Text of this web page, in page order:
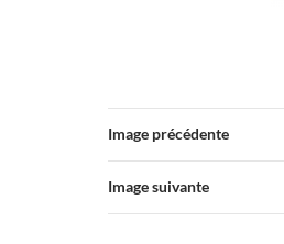
Image précédente
Image suivante